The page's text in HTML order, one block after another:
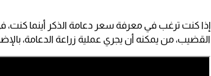
إذا كنت ترغب في معرفة سعر دعامة الذكر أينما كنت،
القضيب، من يمكنه أن يجري عملية زراعة الدعامة،